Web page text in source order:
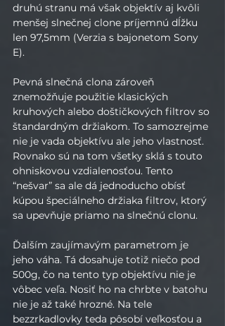
druhú stranu má však objektív aj kvôli
menšej slnečnej clone príjemnú dĺžku
len 97,5mm (Verzia s bajonetom Sony
E).
Pevná slnečná clona zároveň
znemožňuje použitie klasických
kruhových alebo doštičkových filtrov so
štandardným držiakom. To samozrejme
nie je vada objektívu ale jeho vlastnosť.
Rovnako sú na tom všetky sklá s touto
ohniskovou vzdialenosťou. Tento
“nešvar” sa ale dá jednoducho obísť
kúpou špeciálneho držiaka filtrov, ktorý
sa upevňuje priamo na slnečnú clonu.
Ďalším zaujímavým parametrom je
jeho váha. Tá dosahuje totiž niečo pod
500g, čo na tento typ objektívu nie je
vôbec veľa. Nosiť ho na chrbte v batohu
nie je až také hrozné. Na tele
bezzrkadlovky teda pôsobí veľkosťou a